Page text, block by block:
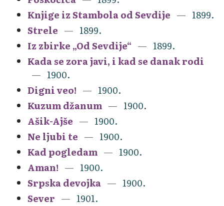
Knjige iz Stambola od Sevdije
1899.
Strele
1899.
Iz zbirke „Od Sevdije“
1899.
Kada se zora javi, i kad se danak rodi
1900.
Digni veo!
1900.
Kuzum džanum
1900.
Ašik-Ajše
1900.
Ne ljubi te
1900.
Kad pogledam
1900.
Aman!
1900.
Srpska devojka
1900.
Sever
1901.